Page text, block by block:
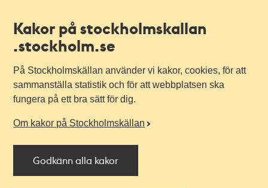
Kakor på stockholmskallan
.stockholm.se
På Stockholmskällan använder vi kakor, cookies, för att
sammanställa statistik och för att webbplatsen ska
fungera på ett bra sätt för dig.
Om kakor på Stockholmskällan
Godkänn alla kakor